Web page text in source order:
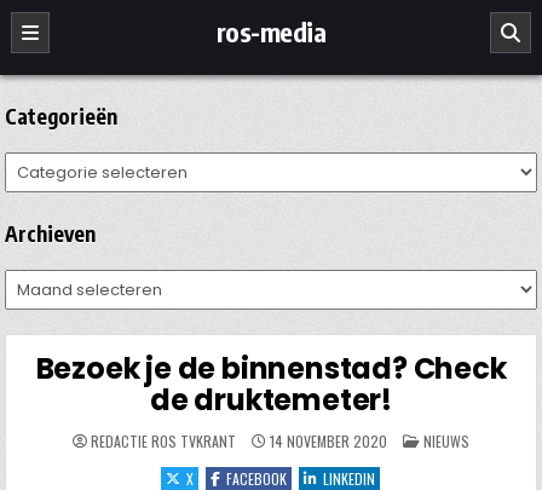
Ga
naar
de
inhoud
ros-media
Categorieën
Categorieën
Archieven
Archieven
Bezoek je de binnenstad? Check
de druktemeter!
REDACTIE ROS TVKRANT 14 NOVEMBER 2020 GEPLAATST
IN
NIEUWS
X
FACEBOOK LINKEDIN